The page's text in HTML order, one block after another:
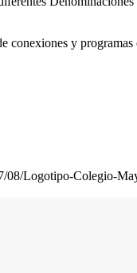
conexiones y programas
08/Logotipo-Colegio-